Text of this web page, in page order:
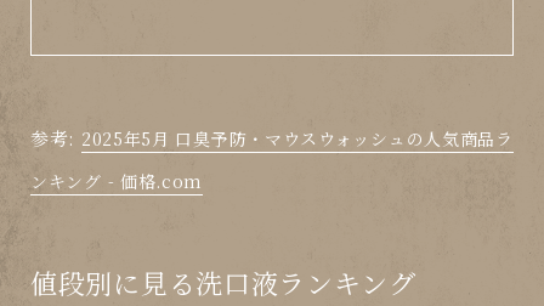
参考: 2025年5月 口臭予防・マウスウォッシュの人気商品ラ
ンキング - 価格.com
値段別に見る洗口液ランキング